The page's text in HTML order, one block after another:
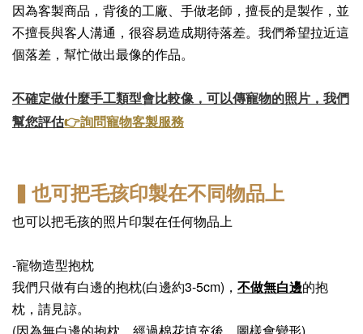
因為客製商品，背後的工廠、手做老師，擅長的是製作，並
不擅長與客人溝通，很容易造成期待落差。我們希望拉近這
個落差，幫忙做出最像的作品。
不確定做什麼手工類型會比較像，可以傳寵物的照片，我們
幫您評估👉詢問寵物客製服務
▍也可把毛孩印製在不同物品上
也可以把毛孩的照片印製在任何物品上
-寵物造型抱枕
我們只做有白邊的抱枕(白邊約3-5cm)， 不做無白邊的抱
枕，請見諒。